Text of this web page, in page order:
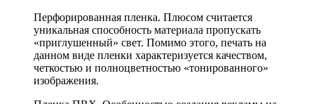
Перфорированная пленка. Плюсом считается
уникальная способность материала пропускать
«приглушенный» свет. Помимо этого, печать на
данном виде пленки характеризуется качеством,
четкостью и полноцветностью «тонированного»
изображения.